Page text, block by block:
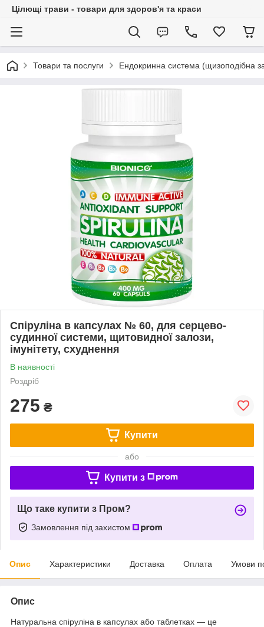
Цілющі трави - товари для здоров'я та краси
Товари та послуги Ендокринна система (щизоподібна
Спіруліна в капсулах № 60, для серцево-
судинної системи, щитовидної залози,
імунітету, схуднення
В наявності
Роздріб
275 ₴
Купити
або
Купити з
Що таке купити з Пром?
Замовлення під захистом
Опис Характеристики Доставка Оплата Умови
Опис
Натуральна спіруліна в капсулах або таблетках — це